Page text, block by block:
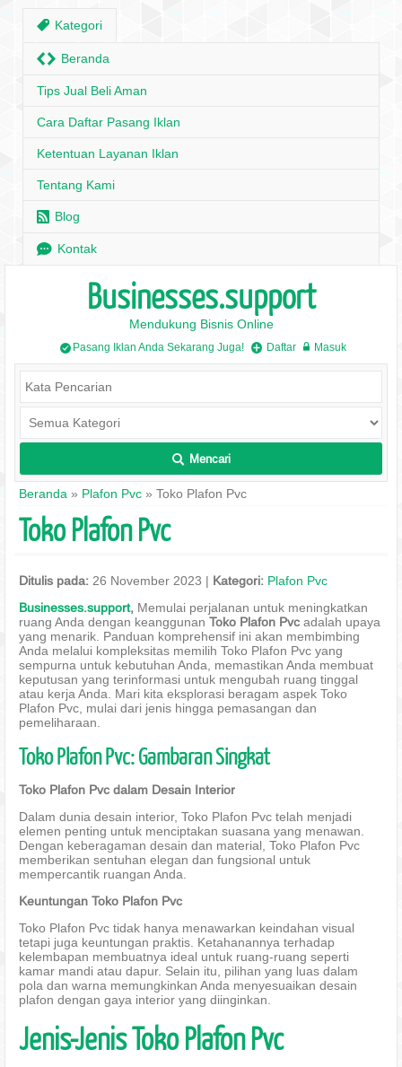
, Kategori
H Beranda
Tips Jual Beli Aman
Cara Daftar Pasang Iklan
Ketentuan Layanan Iklan
Tentang Kami
r Blog
e Kontak
Businesses.support
Mendukung Bisnis Online
/ Pasang Iklan Anda Sekarang Juga! + Daftar w Masuk
L Mencari
Beranda » Plafon Pvc » Toko Plafon Pvc
Toko Plafon Pvc
Ditulis pada: 26 November 2023 | Kategori: Plafon Pvc
Businesses.support, Memulai perjalanan untuk meningkatkan
ruang Anda dengan keanggunan Toko Plafon Pvc adalah upaya
yang menarik. Panduan komprehensif ini akan membimbing
Anda melalui kompleksitas memilih Toko Plafon Pvc yang
sempurna untuk kebutuhan Anda, memastikan Anda membuat
keputusan yang terinformasi untuk mengubah ruang tinggal
atau kerja Anda. Mari kita eksplorasi beragam aspek Toko
Plafon Pvc, mulai dari jenis hingga pemasangan dan
pemeliharaan.
Toko Plafon Pvc: Gambaran Singkat
Toko Plafon Pvc dalam Desain Interior
Dalam dunia desain interior, Toko Plafon Pvc telah menjadi
elemen penting untuk menciptakan suasana yang menawan.
Dengan keberagaman desain dan material, Toko Plafon Pvc
memberikan sentuhan elegan dan fungsional untuk
mempercantik ruangan Anda.
Keuntungan Toko Plafon Pvc
Toko Plafon Pvc tidak hanya menawarkan keindahan visual
tetapi juga keuntungan praktis. Ketahanannya terhadap
kelembapan membuatnya ideal untuk ruang-ruang seperti
kamar mandi atau dapur. Selain itu, pilihan yang luas dalam
pola dan warna memungkinkan Anda menyesuaikan desain
plafon dengan gaya interior yang diinginkan.
Jenis-Jenis Toko Plafon Pvc